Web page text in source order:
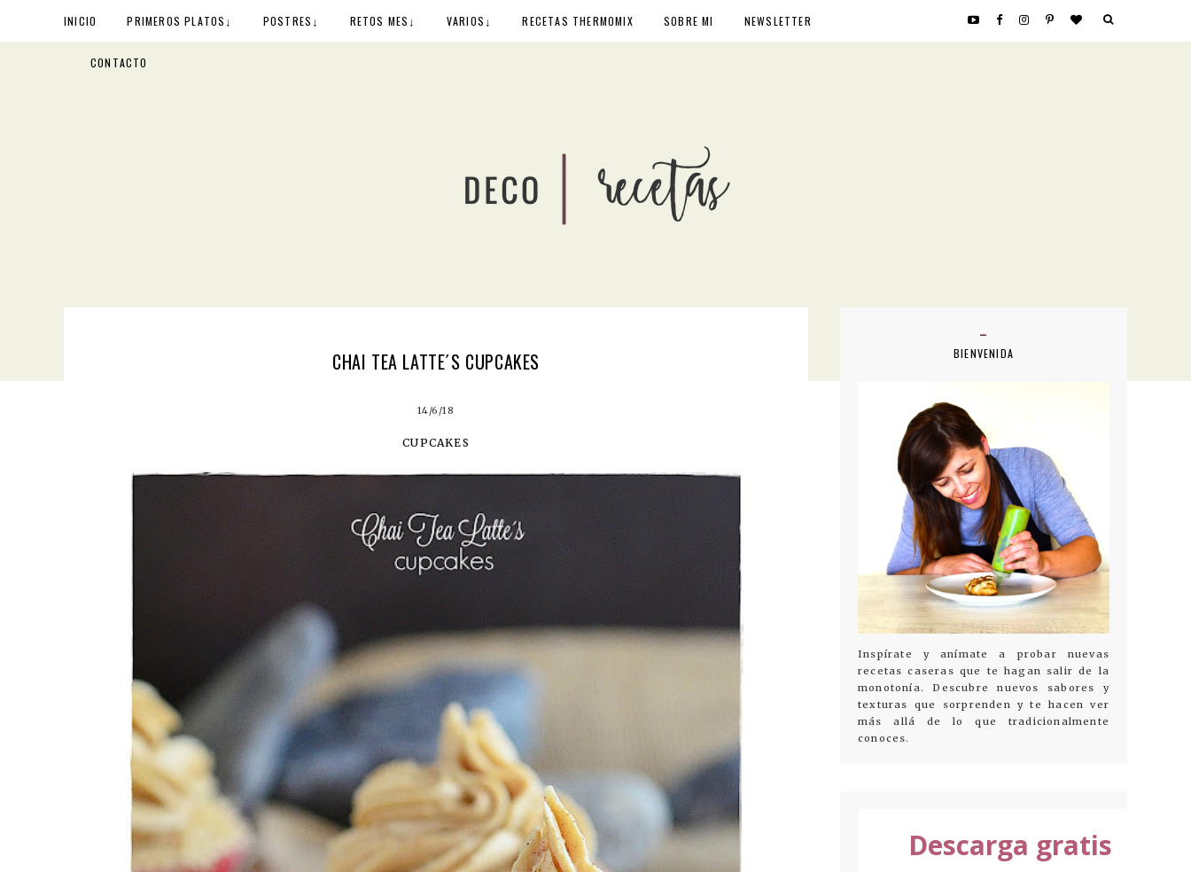
INICIO PRIMEROS PLATOS↓ POSTRES↓ RETOS MES↓ VARIOS↓ RECETAS THERMOMIX SOBRE MI NEWSLETTER
CONTACTO
CHAI TEA LATTE´S CUPCAKES
14/6/18
CUPCAKES
BIENVENIDA
Inspírate y anímate a probar nuevas
recetas caseras que te hagan salir de la
monotonía. Descubre nuevos sabores y
texturas que sorprenden y te hacen ver
más allá de lo que tradicionalmente
conoces.
Descarga gratis